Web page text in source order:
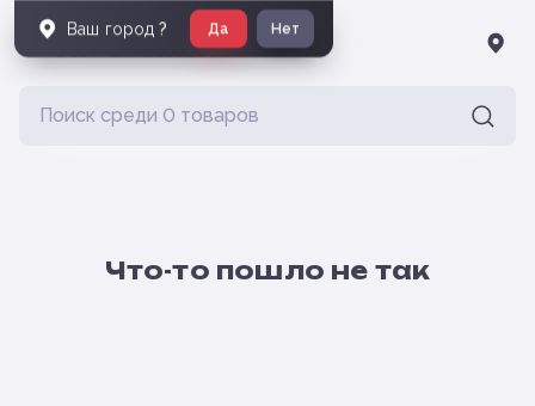
Что-то пошло не так
Ваш город ? Да Нет